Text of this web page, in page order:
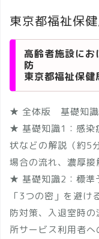
東京都福祉保
高齢者施設に
防
東京都福祉保健
★ 全体版 基礎知識
★ 基礎知識1：感染
状などの解説（約5
場合の流れ、濃厚接
★ 基礎知識2：標準
「3つの密」を避
防対策、入退室時
所サービス利用者